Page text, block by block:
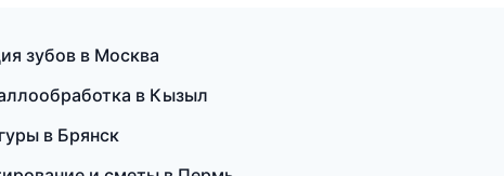
зубов в Москва
в Кызыл
в Брянск